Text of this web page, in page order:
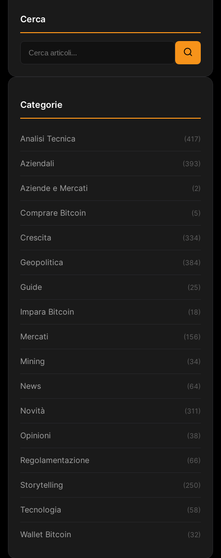
Cerca
Cerca:
Cerca
Categorie
Analisi Tecnica (417)
Aziendali (393)
Aziende e Mercati (2)
Comprare Bitcoin (5)
Crescita (334)
Geopolitica (384)
Guide (25)
Impara Bitcoin (18)
Mercati (156)
Mining (34)
News (64)
Novità (311)
Opinioni (38)
Regolamentazione (66)
Storytelling (250)
Tecnologia (58)
Wallet Bitcoin (32)